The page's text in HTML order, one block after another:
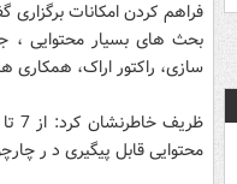
بحث های بسیار محتوایی ،
سازی، راکتور اراک، همکاری
محتوایی قابل پیگیری د ر